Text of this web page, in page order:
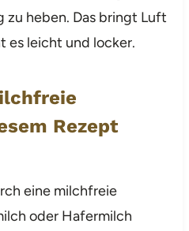
zu heben. Das bringt Luft
es leicht und locker.
Rezept
eine milchfreie
oder Hafermilch